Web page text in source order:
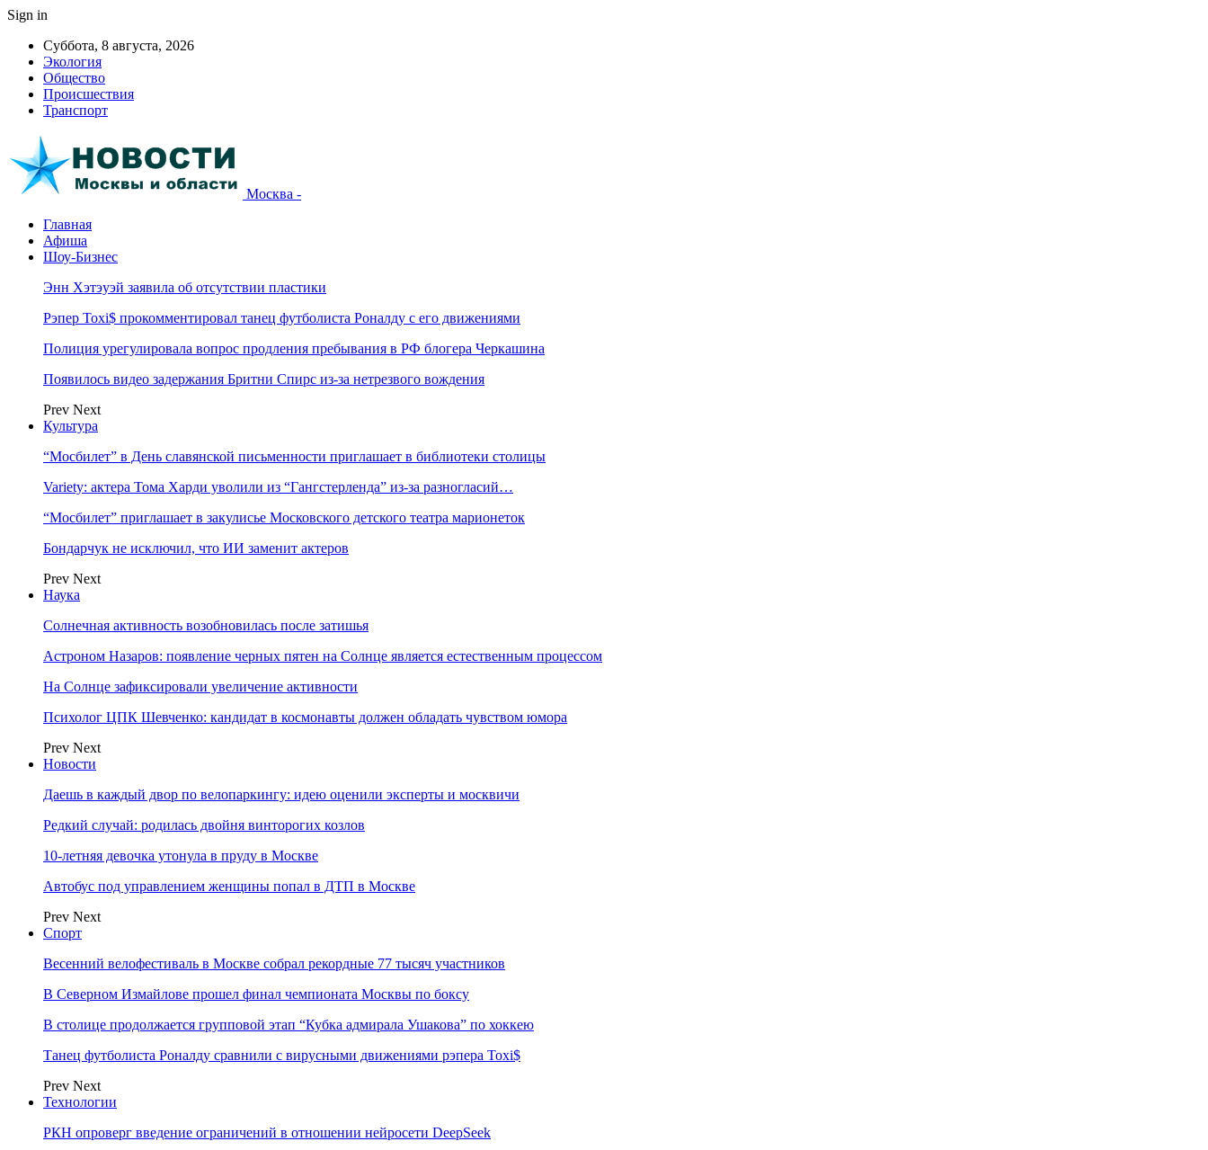
Sign in
Суббота, 8 августа, 2026
Экология
Общество
Происшествия
Транспорт
Москва -
Главная
Афиша
Шоу-Бизнес
Энн Хэтэуэй заявила об отсутствии пластики
Рэпер Toxi$ прокомментировал танец футболиста Роналду с его движениями
Полиция урегулировала вопрос продления пребывания в РФ блогера Черкашина
Появилось видео задержания Бритни Спирс из-за нетрезвого вождения
Prev Next
Культура
“Мосбилет” в День славянской письменности приглашает в библиотеки столицы
Variety: актера Тома Харди уволили из “Гангстерленда” из-за разногласий…
“Мосбилет” приглашает в закулисье Московского детского театра марионеток
Бондарчук не исключил, что ИИ заменит актеров
Prev Next
Наука
Солнечная активность возобновилась после затишья
Астроном Назаров: появление черных пятен на Солнце является естественным процессом
На Солнце зафиксировали увеличение активности
Психолог ЦПК Шевченко: кандидат в космонавты должен обладать чувством юмора
Prev Next
Новости
Даешь в каждый двор по велопаркингу: идею оценили эксперты и москвичи
Редкий случай: родилась двойня винторогих козлов
10-летняя девочка утонула в пруду в Москве
Автобус под управлением женщины попал в ДТП в Москве
Prev Next
Спорт
Весенний велофестиваль в Москве собрал рекордные 77 тысяч участников
В Северном Измайлове прошел финал чемпионата Москвы по боксу
В столице продолжается групповой этап “Кубка адмирала Ушакова” по хоккею
Танец футболиста Роналду сравнили с вирусными движениями рэпера Toxi$
Prev Next
Технологии
РКН опроверг введение ограничений в отношении нейросети DeepSeek